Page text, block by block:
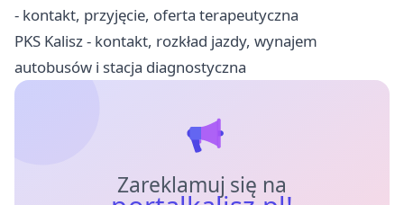
- kontakt, przyjęcie, oferta terapeutyczna
PKS Kalisz - kontakt, rozkład jazdy, wynajem
autobusów i stacja diagnostyczna
Zareklamuj się na